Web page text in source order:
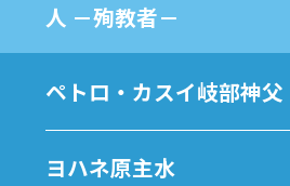
⼈ －殉教者－
ペトロ・カスイ岐部神父
ヨハネ原主水